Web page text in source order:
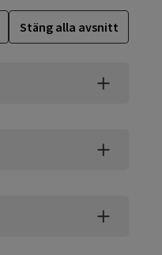
Stäng alla avsnitt